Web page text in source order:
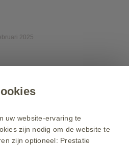
2025
contact op
uw website-ervaring te
zijn nodig om de website te
zijn optioneel: Prestatie